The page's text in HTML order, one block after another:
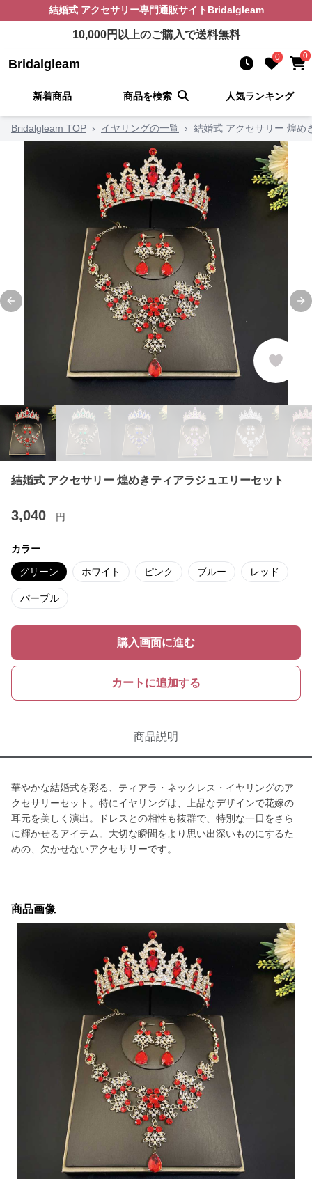
結婚式 アクセサリー専門通販サイト Bridalgleam
10,000円以上のご購入で送料無料
Bridalgleam 0 0
新着商品 商品を検索 人気ランキング
Bridalgleam TOP › イヤリングの一覧 › 結婚式 アクセサリー 煌め
Previous slide
結婚式 アクセサリー 煌めきティアラジュエリーセット
3,040 円
カラー
グリーン ホワイト ピンク ブルー レッド
パープル
購入画面に進む
カートに追加する
商品説明
華やかな結婚式を彩る、ティアラ・ネックレス・イヤリングのア
クセサリーセット。特にイヤリングは、上品なデザインで花嫁の
耳元を美しく演出。ドレスとの相性も抜群で、特別な一日をさら
に輝かせるアイテム。大切な瞬間をより思い出深いものにするた
めの、欠かせないアクセサリーです。
商品画像